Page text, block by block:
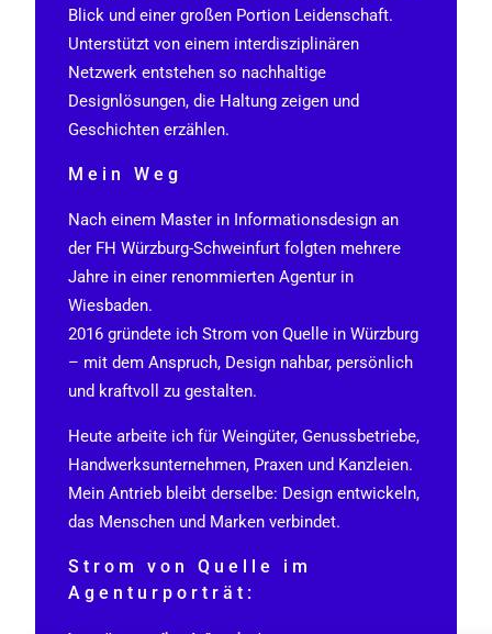
Blick und einer großen Portion Leidenschaft.
Unterstützt von einem interdisziplinären
Netzwerk entstehen so nachhaltige
Designlösungen, die Haltung zeigen und
Geschichten erzählen.
Mein Weg
Nach einem Master in Informationsdesign an
der FH Würzburg-Schweinfurt folgten mehrere
Jahre in einer renommierten Agentur in
Wiesbaden.
2016 gründete ich Strom von Quelle in Würzburg
– mit dem Anspruch, Design nahbar, persönlich
und kraftvoll zu gestalten.
Heute arbeite ich für Weingüter, Genussbetriebe,
Handwerksunternehmen, Praxen und Kanzleien.
Mein Antrieb bleibt derselbe: Design entwickeln,
das Menschen und Marken verbindet.
Strom von Quelle im
Agenturporträt: